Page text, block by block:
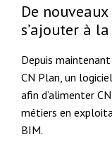
De
s’ajouter à
Depuis
CN Plan, un
afin d’alimenter
métiers en
BIM.